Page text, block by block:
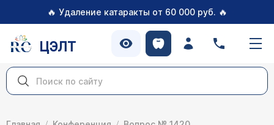
🔥 Удаление катаракты от 60 000 руб. 🔥
ЦЭЛТ